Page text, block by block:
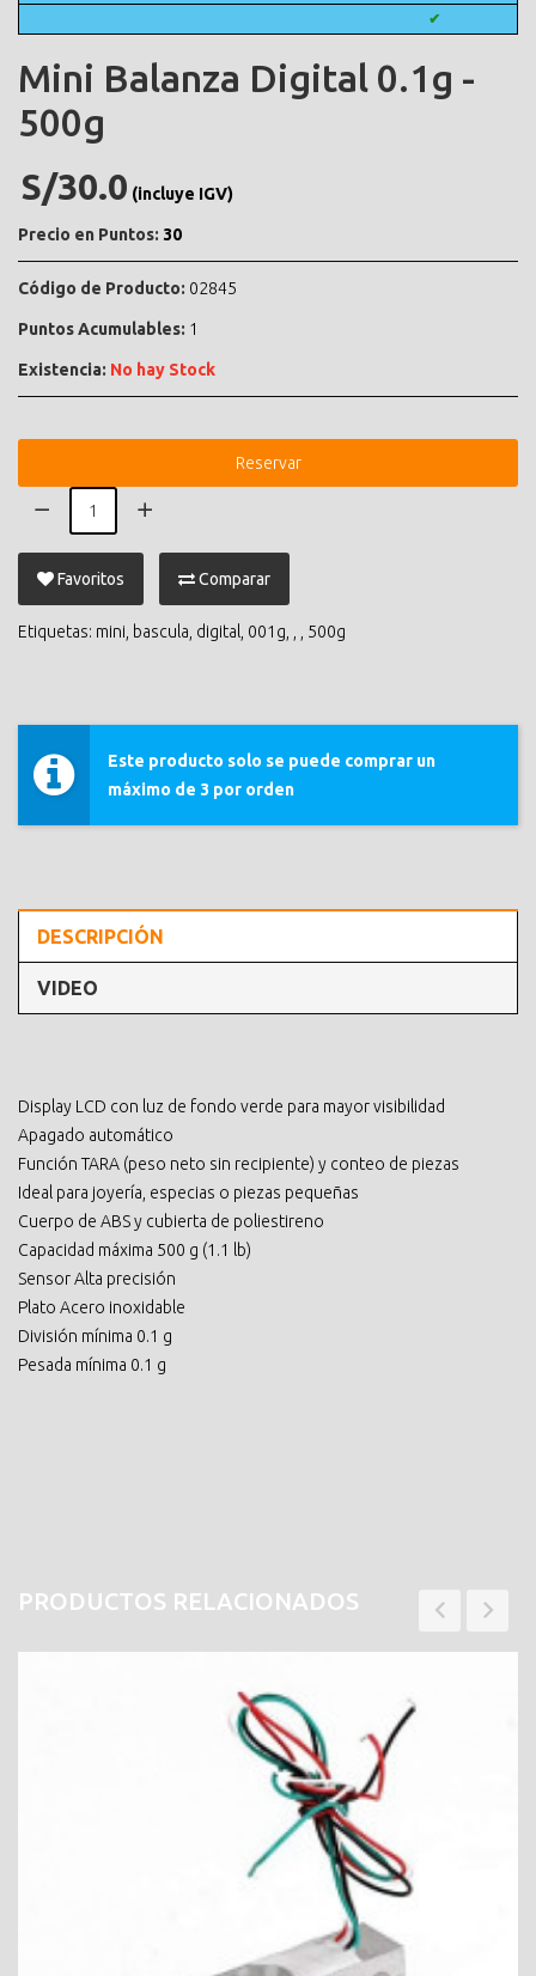
✔
Mini Balanza Digital 0.1g -
500g
S/30.0 (incluye IGV)
Precio en Puntos: 30
Código de Producto: 02845
Puntos Acumulables: 1
Existencia: No hay Stock
Reservar
Favoritos Comparar
Etiquetas: mini bascula digital 001g 500g
Este producto solo se puede comprar un
máximo de 3 por orden
DESCRIPCIÓN
VIDEO
Display LCD con luz de fondo verde para mayor visibilidad
Apagado automático
Función TARA (peso neto sin recipiente) y conteo de piezas
Ideal para joyería, especias o piezas pequeñas
Cuerpo de ABS y cubierta de poliestireno
Capacidad máxima 500 g (1.1 lb)
Sensor Alta precisión
Plato Acero inoxidable
División mínima 0.1 g
Pesada mínima 0.1 g
PRODUCTOS RELACIONADOS